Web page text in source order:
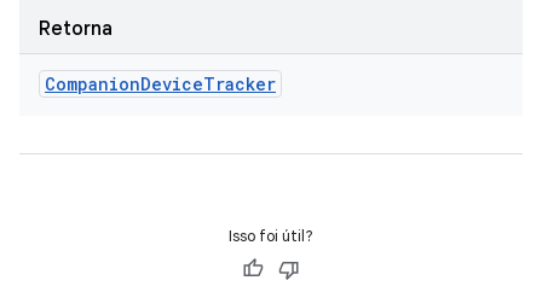
Retorna
CompanionDeviceTracker
Isso foi útil?